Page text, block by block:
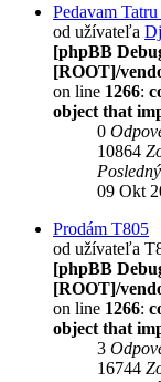
Pedavam
od užívateľa
[phpBB
[ROOT]/
on line 1266:
object that
0
10864
09 Okt
Prodám T805
od užívateľa
[phpBB
[ROOT]/
on line 1266:
object that
3
16744